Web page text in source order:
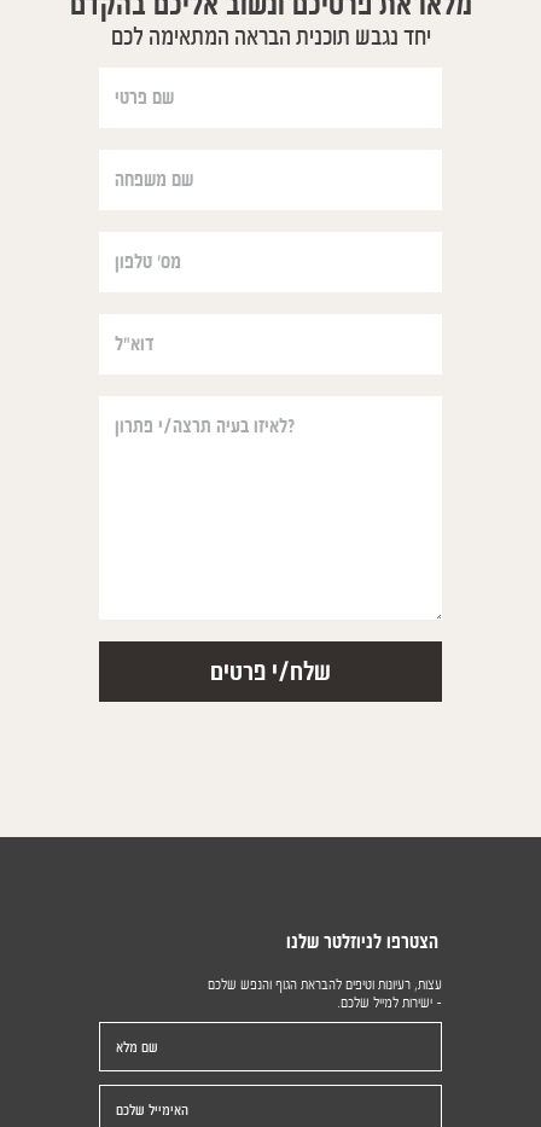
יחד נגבש תוכנית הבראה המתאימה לכם
הצטרפו לניוזלטר שלנו
עצות, רעיונות וטיפים להבראת הגוף והנפש שלכם
- ישירות למייל שלכם.